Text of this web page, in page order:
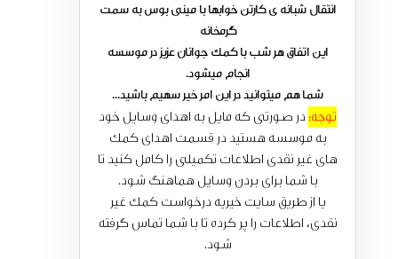
انتقال شبانه ی کارتن خوابها با مینی بوس به سمت
گرمخانه
این اتفاق هر شب با کمک جوانان عزیز در موسسه
انجام میشود.
شما هم میتوانید در این امر خیر سهیم باشید...
توجه: در صورتی که مایل به اهدای وسایل خود
به موسسه هستید در قسمت اهدای کمک
های غیر نقدی اطلاعات تکمیلی را کامل کنید تا
با شما برای بردن وسایل هماهنگ شود.
یا از طریق سایت خیریه درخواست کمک غیر
نقدی، اطلاعات را پر کرده تا با شما تماس گرفته
شود.